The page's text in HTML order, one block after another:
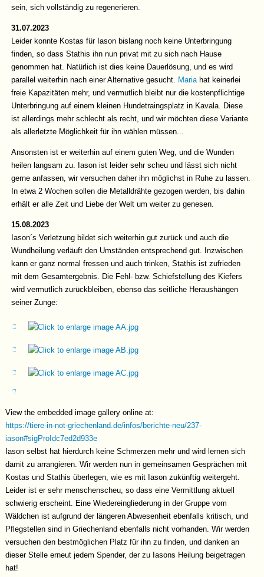
sein, sich vollständig zu regenerieren.
31.07.2023
Leider konnte Kostas für Iason bislang noch keine Unterbringung
finden, so dass Stathis ihn nun privat mit zu sich nach Hause
genommen hat. Natürlich ist dies keine Dauerlösung, und es wird
parallel weiterhin nach einer Alternative gesucht. Mariahat keinerlei
freie Kapazitäten mehr, und vermutlich bleibt nur die kostenpflichtige
Unterbringung auf einem kleinen Hundetraingsplatz in Kavala. Diese
ist allerdings mehr schlecht als recht, und wir möchten diese Variante
als allerletzte Möglichkeit für ihn wählen müssen...
Ansonsten ist er weiterhin auf einem guten Weg, und die Wunden
heilen langsam zu. Iason ist leider sehr scheu und lässt sich nicht
gerne anfassen, wir versuchen daher ihn möglichst in Ruhe zu lassen.
In etwa 2 Wochen sollen die Metalldrähte gezogen werden, bis dahin
erhält er alle Zeit und Liebe der Welt um weiter zu genesen.
15.08.2023
Iason´s Verletzung bildet sich weiterhin gut zurück und auch die
Wundheilung verläuft den Umständen entsprechend gut. Inzwischen
kann er ganz normal fressen und auch trinken, Stathis ist zufrieden
mit dem Gesamtergebnis. Die Fehl- bzw. Schiefstellung des Kiefers
wird vermutlich zurückbleiben, ebenso das seitliche Heraushängen
seiner Zunge:
View the embedded image gallery online at:
https://tiere-in-not-griechenland.de/infos/berichte-neu/237-
iason#sigProIdc7ed2d933e
Iason selbst hat hierdurch keine Schmerzen mehr und wird lernen sich
damit zu arrangieren. Wir werden nun in gemeinsamen Gesprächen mit
Kostas und Stathis überlegen, wie es mit Iason zukünftig weitergeht.
Leider ist er sehr menschenscheu, so dass eine Vermittlung aktuell
schwierig erscheint. Eine Wiedereingliederung in der Gruppe vom
Wäldchen ist aufgrund der längeren Abwesenheit ebenfalls kritisch, und
Pflegstellen sind in Griechenland ebenfalls nicht vorhanden. Wir werden
versuchen den bestmöglichen Platz für ihn zu finden, und danken an
dieser Stelle erneut jedem Spender, der zu Iasons Heilung beigetragen
hat!